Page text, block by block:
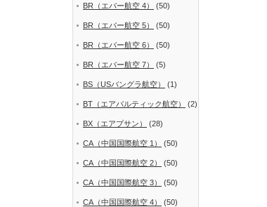
BR（エバー航空 4） (50)
BR（エバー航空 5） (50)
BR（エバー航空 6） (50)
BR（エバー航空 7） (5)
BS（USバングラ航空） (1)
BT（エアバルティック航空） (2)
BX（エアプサン） (28)
CA（中国国際航空 1） (50)
CA（中国国際航空 2） (50)
CA（中国国際航空 3） (50)
CA（中国国際航空 4） (50)